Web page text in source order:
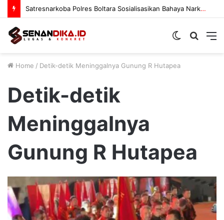
Satresnarkoba Polres Boltara Sosialisasikan Bahaya Narkoba
Search
Switch
Home / Detik-detik Meninggalnya Gunung R Hutapea
Detik-detik
Meninggalnya
Gunung R Hutapea